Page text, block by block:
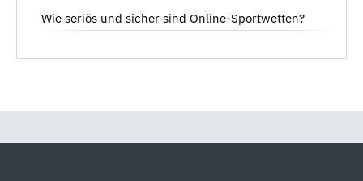
Wie seriös und sicher sind Online-Sportwetten?